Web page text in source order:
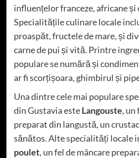
influențelor franceze, africane și
Specialitățile culinare locale
proaspăt, fructele de mare, și
carne de pui și vită. Printre
populare se numără și
ar fi scorțișoara, ghimbirul și
Una dintre cele mai populare
din Gustavia esteLangouste, un
preparat din langustă, un
sănătos. Alte specialități locale
poulet, un fel de mâncare